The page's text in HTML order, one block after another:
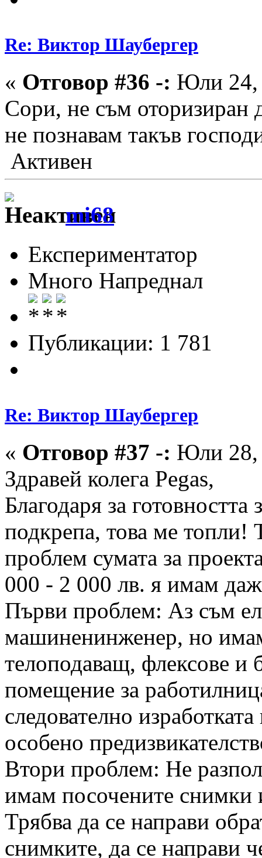
Re: Виктор Шаубергер
« Отговор #36 -: Юли 24,
Сори, не съм оторизиран
не познавам такъв
Активен
mi68
Експериментатор
Много Напреднал
Публикации: 1 781
Re: Виктор Шаубергер
« Отговор #37 -: Юли 28,
Здравей колега Pegas,
Благодаря за
подкрепа, това ме топли!
проблем сумата за
000 - 2 000 лв. я имам
Първи проблем: Аз съм
машиненинженер, но
телоподаващ, флексове
помещение за
следователно
особено
Втори проблем: Не
имам посочените снимки
Трябва да се направи
снимките, да се направи